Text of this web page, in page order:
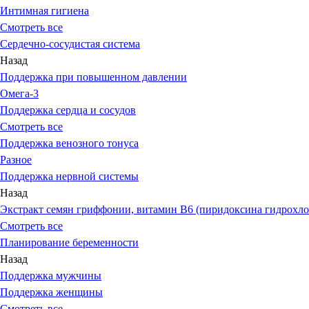
Интимная гигиена
Смотреть все
Сердечно-сосудистая система
Назад
Поддержка при повышенном давлении
Омега-3
Поддержка сердца и сосудов
Смотреть все
Поддержка венозного тонуса
Разное
Поддержка нервной системы
Назад
Экстракт семян гриффонии, витамин В6 (пиридоксина
Смотреть все
Планирование беременности
Назад
Поддержка мужчины
Поддержка женщины